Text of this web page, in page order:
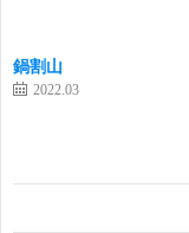
鍋割山
2022.03